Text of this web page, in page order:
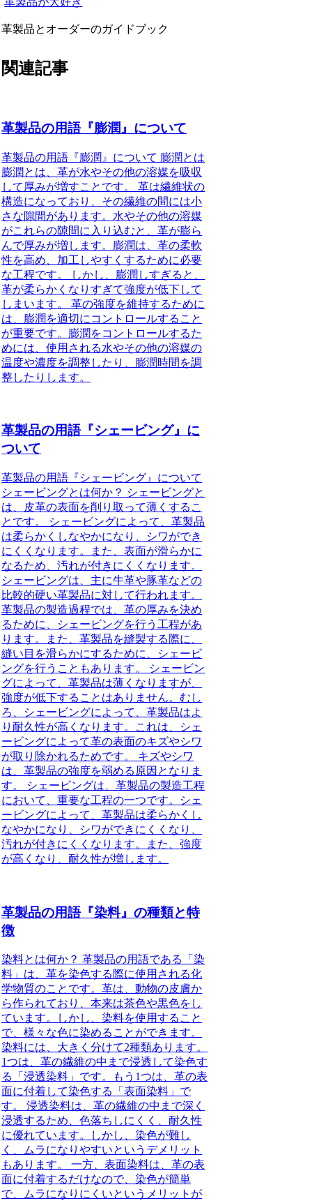
革製品とオーダーのガイドブック
関連記事
革製品の用語『膨潤』について
革製品の用語『膨潤』について 膨潤とは
膨潤とは、革が水やその他の溶媒を吸収
して厚みが増すことです。 革は繊維状の
構造になっており、その繊維の間には小
さな隙間があります。水やその他の溶媒
がこれらの隙間に入り込むと、革が膨ら
んで厚みが増します。膨潤は、革の柔軟
性を高め、加工しやすくするために必要
な工程です。 しかし、膨潤しすぎると、
革が柔らかくなりすぎて強度が低下して
しまいます。 革の強度を維持するために
は、膨潤を適切にコントロールすること
が重要です。膨潤をコントロールするた
めには、使用される水やその他の溶媒の
温度や濃度を調整したり、膨潤時間を調
整したりします。
革製品の用語『シェービング』に
ついて
革製品の用語『シェービング』について
シェービングとは何か？ シェービングと
は、皮革の表面を削り取って薄くするこ
とです。 シェービングによって、革製品
は柔らかくしなやかになり、シワができ
にくくなります。また、表面が滑らかに
なるため、汚れが付きにくくなります。
シェービングは、主に牛革や豚革などの
比較的硬い革製品に対して行われます。
革製品の製造過程では、革の厚みを決め
るために、シェービングを行う工程があ
ります。また、革製品を縫製する際に、
縫い目を滑らかにするために、シェービ
ングを行うこともあります。 シェービン
グによって、革製品は薄くなりますが、
強度が低下することはありません。むし
ろ、シェービングによって、革製品はよ
り耐久性が高くなります。これは、シェ
ービングによって革の表面のキズやシワ
が取り除かれるためです。 キズやシワ
は、革製品の強度を弱める原因となりま
す。 シェービングは、革製品の製造工程
において、重要な工程の一つです。シェ
ービングによって、革製品は柔らかくし
なやかになり、シワができにくくなり、
汚れが付きにくくなります。また、強度
が高くなり、耐久性が増します。
革製品の用語『染料』の種類と特
徴
染料とは何か？ 革製品の用語である「染
料」は、革を染色する際に使用される化
学物質のことです。革は、動物の皮膚か
ら作られており、本来は茶色や黒色をし
ています。しかし、染料を使用すること
で、様々な色に染めることができます。
染料には、大きく分けて2種類あります。
1つは、革の繊維の中まで浸透して染色す
る「浸透染料」です。もう1つは、革の表
面に付着して染色する「表面染料」で
す。 浸透染料は、革の繊維の中まで深く
浸透するため、色落ちしにくく、耐久性
に優れています。しかし、染色が難し
く、ムラになりやすいというデメリット
もあります。 一方、表面染料は、革の表
面に付着するだけなので、染色が簡単
で、ムラになりにくいというメリットが